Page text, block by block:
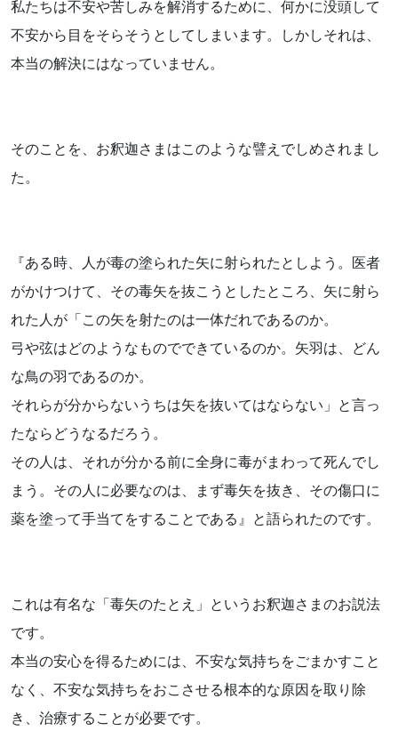
私たちは不安や苦しみを解消するために、何かに没頭して
不安から目をそらそうとしてしまいます。しかしそれは、
本当の解決にはなっていません。
そのことを、お釈迦さまはこのような譬えでしめされまし
た。
『ある時、人が毒の塗られた矢に射られたとしよう。医者
がかけつけて、その毒矢を抜こうとしたところ、矢に射ら
れた人が「この矢を射たのは一体だれであるのか。
弓や弦はどのようなものでできているのか。矢羽は、どん
な鳥の羽であるのか。
それらが分からないうちは矢を抜いてはならない」と言っ
たならどうなるだろう。
その人は、それが分かる前に全身に毒がまわって死んでし
まう。その人に必要なのは、まず毒矢を抜き、その傷口に
薬を塗って手当てをすることである』と語られたのです。
これは有名な「毒矢のたとえ」というお釈迦さまのお説法
です。
本当の安心を得るためには、不安な気持ちをごまかすこと
なく、不安な気持ちをおこさせる根本的な原因を取り除
き、治療することが必要です。